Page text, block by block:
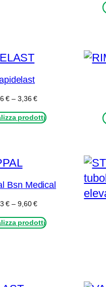
€ – 3,36€Fascia
prezzo:
prodotti
Bsn Medical
€ – 9,60€Fascia
prezzo:
prodotti